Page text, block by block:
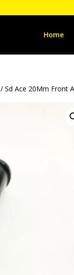
Home
/ Sd Ace 20Mm Front